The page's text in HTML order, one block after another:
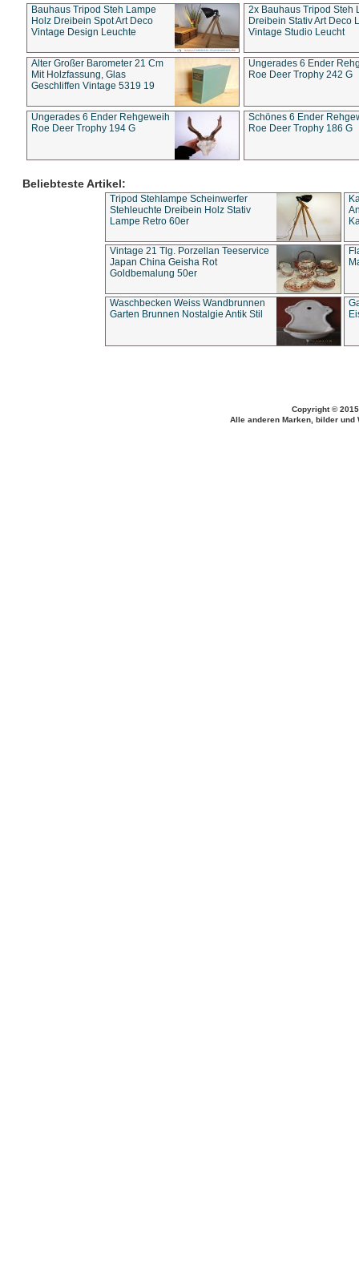
Bauhaus Tripod Steh Lampe
Holz Dreibein Spot Art Deco
Vintage Design Leuchte
2x Bauhaus Tripod Steh
Dreibein Stativ Art Deco
Vintage Studio Leucht
Alter Großer Barometer 21 Cm
Mit Holzfassung, Glas
Geschliffen Vintage 5319 19
Ungerades 6 Ender
Roe Deer Trophy 242 G
Ungerades 6 Ender Rehgeweih
Roe Deer Trophy 194 G
Schönes 6 Ender
Roe Deer Trophy 186 G
Beliebteste Artikel:
Tripod Stehlampe Scheinwerfer
Stehleuchte Dreibein Holz Stativ
Lampe Retro 60er
Vintage 21 Tlg. Porzellan Teeservice
Japan China Geisha Rot
Goldbemalung 50er
Waschbecken Weiss Wandbrunnen
Garten Brunnen Nostalgie Antik Stil
Copyright ©
Alle anderen Marken, bilder und